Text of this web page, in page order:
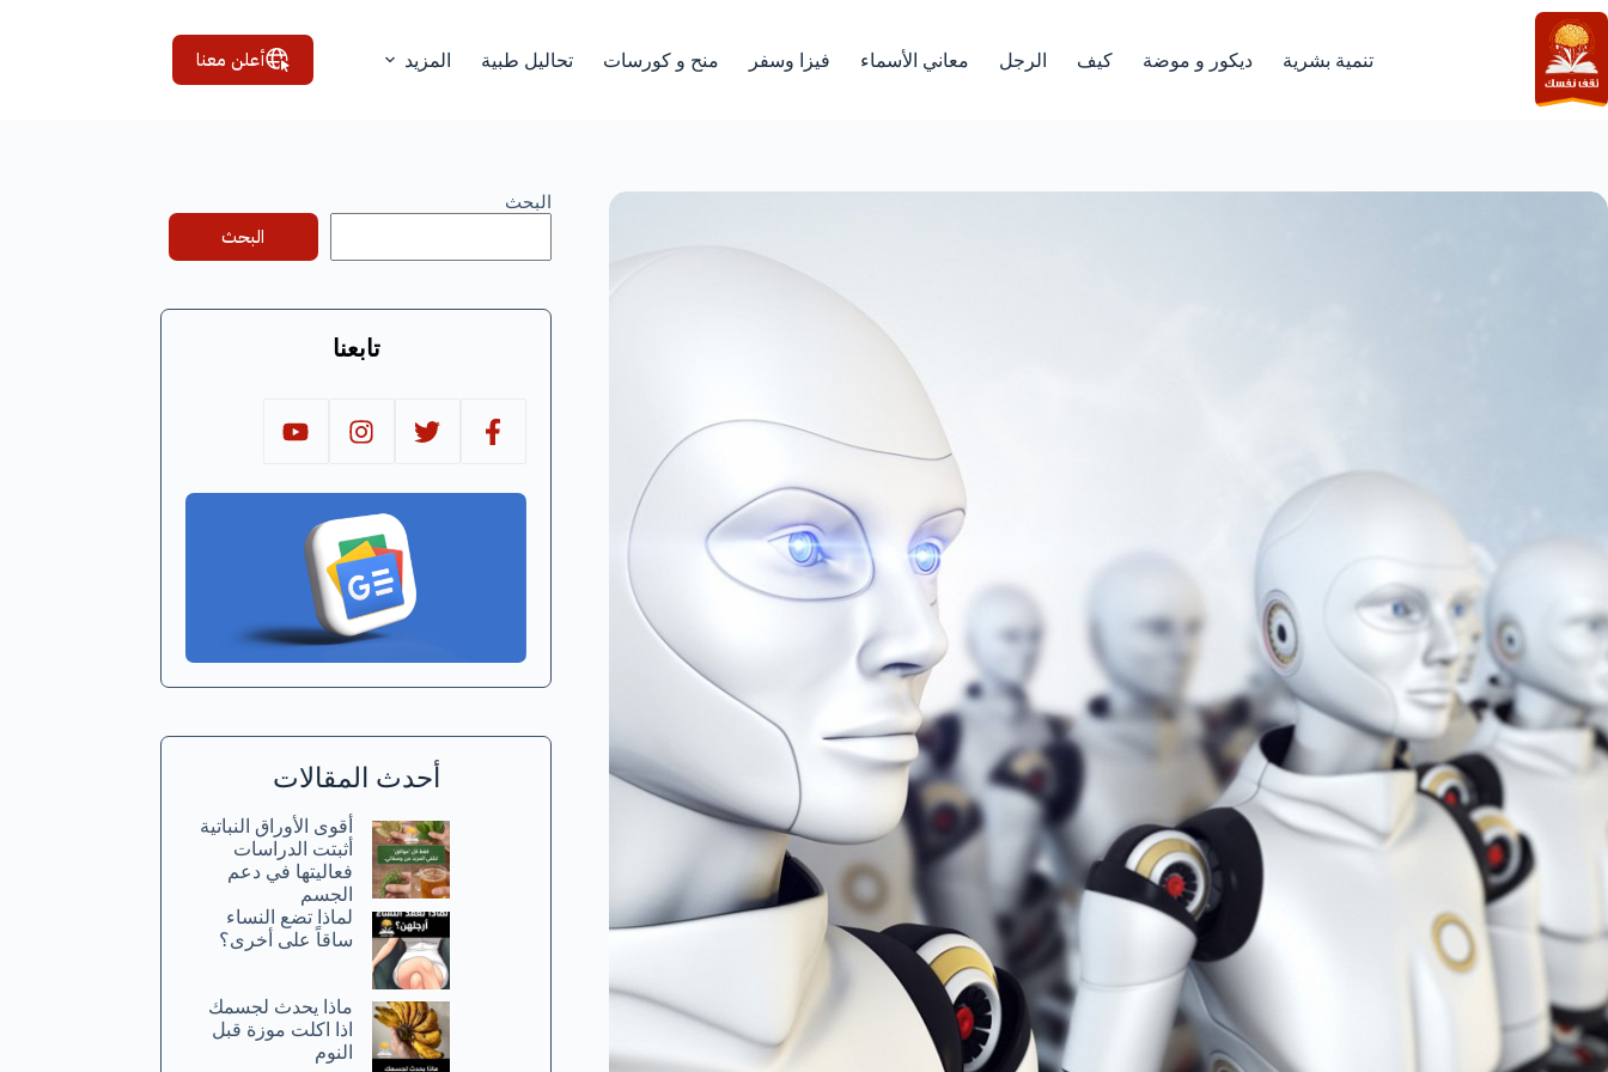
التجاوز
إلى
المحتوى
تنمية بشرية ديكور و موضة كيف الرجل معاني الأسماء فيزا وسفر منح و كورسات تحاليل طبية المزيد أعلن معنا
البحث
البحث
تابعنا
أحدث المقالات
أقوى الأوراق النباتية
أثبتت الدراسات
فعاليتها في دعم
الجسم
لماذا تضع النساء
ساقاً على أخرى؟
ماذا يحدث لجسمك
اذا اكلت موزة قبل
النوم